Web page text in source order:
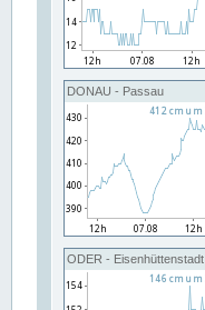
DONAU - Passau
ODER - Eisenhüttenstadt